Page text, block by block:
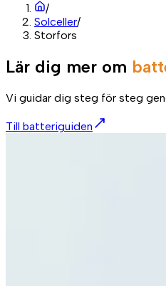
/
Solceller/
Storfors
Lär dig mer om
Vi guidar dig steg för steg
Till batteriguiden